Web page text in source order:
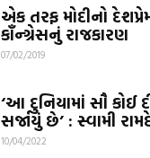
એક તરફ મોદીનો
કૉંન્ગ્રેસનું રાજકારણ
07/02/2019
‘આ દુનિયામાં સૌ કોઈ
સર્જાયું છે’ : સ્વામી
10/04/2022